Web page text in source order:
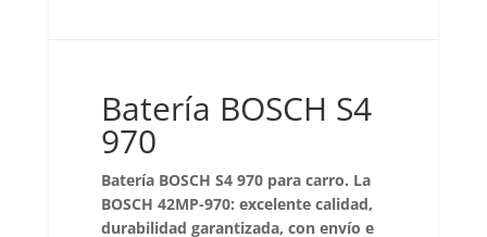
Batería BOSCH S4
970
Batería BOSCH S4 970 para carro. La
BOSCH 42MP-970: excelente calidad,
durabilidad garantizada, con envío e